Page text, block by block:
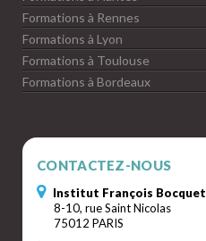
Formations à Rennes
Formations à Lyon
Formations à Toulouse
Formations à Bordeaux
CONTACTEZ-NOUS
Institut François Bocquet
8-10, rue Saint Nicolas
75012 PARIS